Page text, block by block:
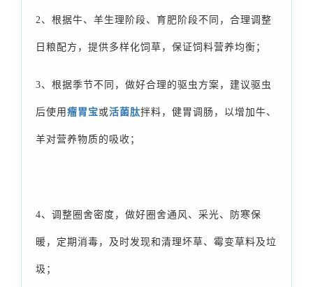
2、根据牛、羊生理阶段、育肥阶段不同，合理调整
日粮配方，提供多样化饲草，保证饲料营养均衡；
3、根据季节不同，做好合理的驱虫方案，建议驱虫
后使用 瘤胃宝或活菌肽拌料，健胃调肠，以增加牛、
羊对营养物质的吸收；
4、调整圈舍密度，做好圈舍通风、采光、防寒保
暖，定期消毒，及时发现和清理坏草、霉变草料及垃
圾；